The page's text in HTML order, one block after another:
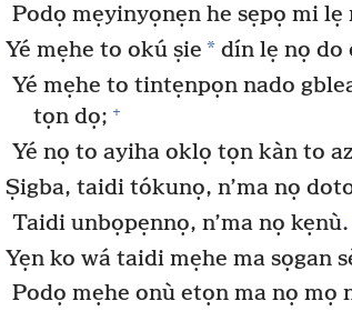
Podọ mẹyinyọnẹn he sẹpọ mi lẹ
Yé mẹhe to okú ṣie *dín lẹ nọ do
Yé mẹhe to tintẹnpọn nado
tọn dọ; +
Yé nọ to ayiha oklọ tọn kàn to
Ṣigba, taidi tókunọ, n’ma nọ
Taidi unbọpẹnnọ, n’ma nọ kẹnù.
Yẹn ko wá taidi mẹhe ma sọgan
Podọ mẹhe onù etọn ma nọ mọ